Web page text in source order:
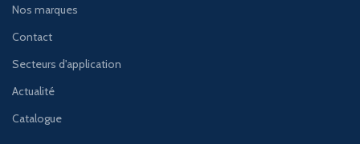
Nos marques
Contact
Secteurs d'application
Actualité
Catalogue